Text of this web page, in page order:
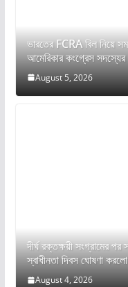
ভারতের FCRA বিল নিয়ে
আমেরিকার কংগ্রেস সদস্যের
August 5, 2026
দীর্ঘ রক্তক্ষয়ী সংগ্রামের
স্বাধীনতা দিবস ঘোষণা করলো
August 4, 2026